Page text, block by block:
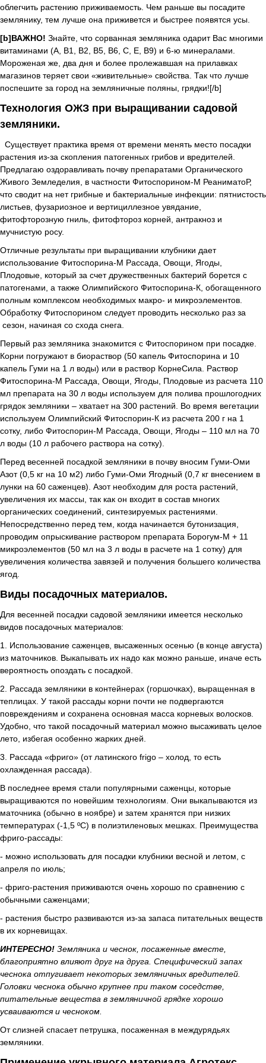
облегчить растению приживаемость. Чем раньше вы посадите
землянику, тем лучше она приживется и быстрее появятся усы.
[b]ВАЖНО! Знайте, что сорванная земляника одарит Вас многими
витаминами (А, В1, В2, В5, В6, С, Е, В9) и 6-ю минералами.
Мороженая же, два дня и более пролежавшая на прилавках
магазинов теряет свои «живительные» свойства. Так что лучше
поспешите за город на земляничные поляны, грядки![/b]
Технология ОЖЗ при выращивании садовой
земляники.
Существует практика время от времени менять место посадки
растения из-за скопления патогенных грибов и вредителей.
Предлагаю оздоравливать почву препаратами Органического
Живого Земледелия, в частности Фитоспорином-М РеаниматоР,
что сводит на нет грибные и бактериальные инфекции: пятнистость
листьев, фузариозное и вертициллезное увядание,
фитофторозную гниль, фитофтороз корней, антракноз и
мучнистую росу.
Отличные результаты при выращивании клубники дает
использование Фитоспорина-М Рассада, Овощи, Ягоды,
Плодовые, который за счет дружественных бактерий борется с
патогенами, а также Олимпийского Фитоспорина-К, обогащенного
полным комплексом необходимых макро- и микроэлементов.
Обработку Фитоспорином следует проводить несколько раз за
сезон, начиная со схода снега.
Первый раз земляника знакомится с Фитоспорином при посадке.
Корни погружают в биораствор (50 капель Фитоспорина и 10
капель Гуми на 1 л воды) или в раствор КорнеСила. Раствор
Фитоспорина-М Рассада, Овощи, Ягоды, Плодовые из расчета 110
мл препарата на 30 л воды используем для полива прошлогодних
грядок земляники – хватает на 300 растений. Во время вегетации
используем Олимпийский Фитоспорин-К из расчета 200 г на 1
сотку, либо Фитоспорин-М Рассада, Овощи, Ягоды – 110 мл на 70
л воды (10 л рабочего раствора на сотку).
Перед весенней посадкой земляники в почву вносим Гуми-Оми
Азот (0,5 кг на 10 м2) либо Гуми-Оми Ягодный (0,7 кг внесением в
лунки на 60 саженцев). Азот необходим для роста растений,
увеличения их массы, так как он входит в состав многих
органических соединений, синтезируемых растениями.
Непосредственно перед тем, когда начинается бутонизация,
проводим опрыскивание раствором препарата Борогум-М + 11
микроэлементов (50 мл на 3 л воды в расчете на 1 сотку) для
увеличения количества завязей и получения большего количества
ягод.
Виды посадочных материалов.
Для весенней посадки садовой земляники имеется несколько
видов посадочных материалов:
1. Использование саженцев, высаженных осенью (в конце августа)
из маточников. Выкапывать их надо как можно раньше, иначе есть
вероятность опоздать с посадкой.
2. Рассада земляники в контейнерах (горшочках), выращенная в
теплицах. У такой рассады корни почти не подвергаются
повреждениям и сохранена основная масса корневых волосков.
Удобно, что такой посадочный материал можно высаживать целое
лето, избегая особенно жарких дней.
3. Рассада «фриго» (от латинского frigo – холод, то есть
охлажденная рассада).
В последнее время стали популярными саженцы, которые
выращиваются по новейшим технологиям. Они выкапываются из
маточника (обычно в ноябре) и затем хранятся при низких
температурах (-1,5 ºС) в полиэтиленовых мешках. Преимущества
фриго-рассады:
- можно использовать для посадки клубники весной и летом, с
апреля по июль;
- фриго-растения приживаются очень хорошо по сравнению с
обычными саженцами;
- растения быстро развиваются из-за запаса питательных веществ
в их корневищах.
ИНТЕРЕСНО! Земляника и чеснок, посаженные вместе,
благоприятно влияют друг на друга. Специфический запах
чеснока отпугивает некоторых земляничных вредителей.
Головки чеснока обычно крупнее при таком соседстве,
питательные вещества в земляничной грядке хорошо
усваиваются и чесноком.
От слизней спасает петрушка, посаженная в междурядьях
земляники.